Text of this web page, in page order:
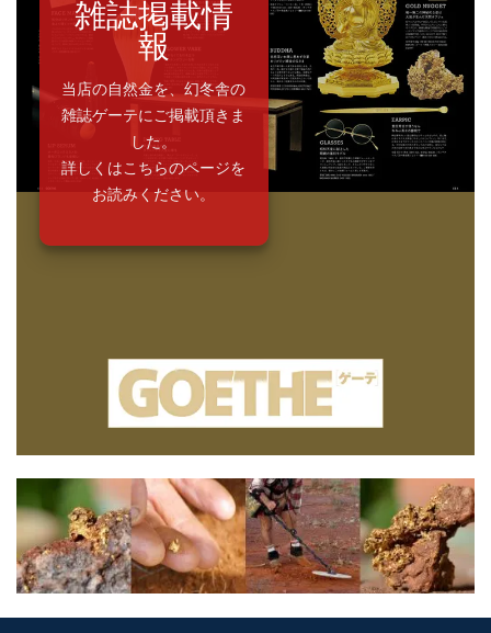
雑誌掲載情
報
当店の自然金を、幻冬舎の
雑誌ゲーテにご掲載頂きま
した。
詳しくはこちらのページを
お読みください。